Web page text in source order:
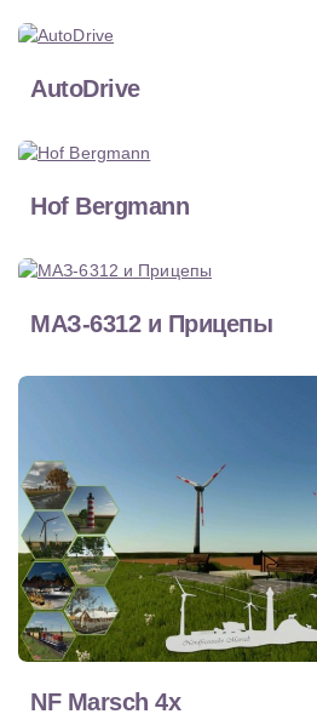
AutoDrive
Hof Bergmann
МАЗ-6312 и Прицепы
NF Marsch 4x